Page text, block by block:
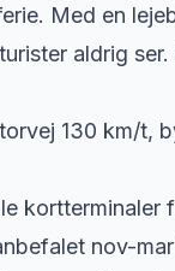
Med en
aldrig
130 km/t,
kortterminaler
nov-